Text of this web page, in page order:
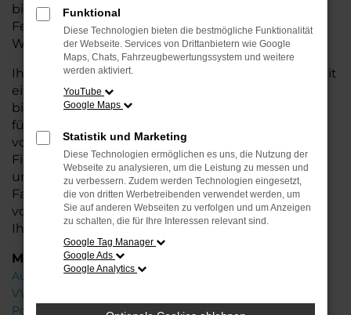
bietet Ihnen höchsten Fahrkomfort, innovative
Features und eine herausragende
Wirtschaftlichkeit.
Ihr Porsche Autohaus in Oldenburg steht Ihnen mit
einer breiten Auswahl an Neuwagen zur Seite und
bietet Ihnen umfassende Beratung, damit Sie das
für Sie passende Fahrzeug finden. Profitieren Sie
von zusätzlichen Services wie attraktiven
Finanzierungsmöglichkeiten, Leasingangeboten
und der Inzahlungnahme Ihres aktuellen
Fahrzeugs. Besuchen Sie uns und lassen Sie sich
von unseren Experten beraten – wir freuen uns,
Ihnen den perfekten Neuwagen zu präsentieren!
Marken
Audi
VW
Porsche
Funktional
Diese Technologien bieten die bestmögliche Funktionalität
der Webseite. Services von Drittanbietern wie Google
Maps, Chats, Fahrzeugbewertungssystem und weitere
werden aktiviert.
YouTube
Google Maps
Statistik und Marketing
Diese Technologien ermöglichen es uns, die Nutzung der
Webseite zu analysieren, um die Leistung zu messen und
zu verbessern. Zudem werden Technologien eingesetzt,
die von dritten Werbetreibenden verwendet werden, um
Sie auf anderen Webseiten zu verfolgen und um Anzeigen
zu schalten, die für Ihre Interessen relevant sind.
Google Tag Manager
Google Ads
Google Analytics